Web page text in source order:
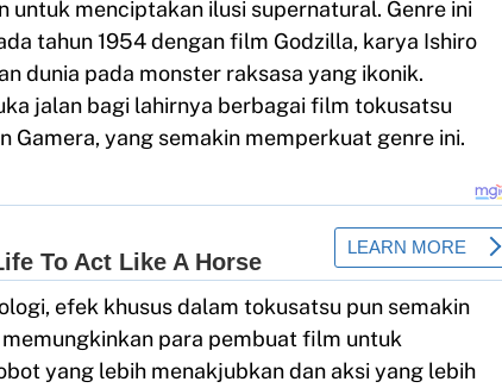
untuk menciptakan ilusi supernatural. Genre ini
tahun 1954 dengan film Godzilla, karya Ishiro
dunia pada monster raksasa yang ikonik.
jalan bagi lahirnya berbagai film tokusatsu
Gamera, yang semakin memperkuat genre ini.
efek khusus dalam tokusatsu pun semakin
para pembuat film untuk
yang lebih menakjubkan dan aksi yang lebih